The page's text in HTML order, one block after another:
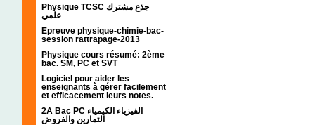
Physique TCSC جذع مشترك
علمي
Epreuve physique-chimie-bac-
session rattrapage-2013
Physique cours résumé: 2ème
bac. SM, PC et SVT
Logiciel pour aider les
enseignants à gérer facilement
et efficacement leurs notes.
2A Bac PC الفيزياء الكيمياء
التمارين والفروض